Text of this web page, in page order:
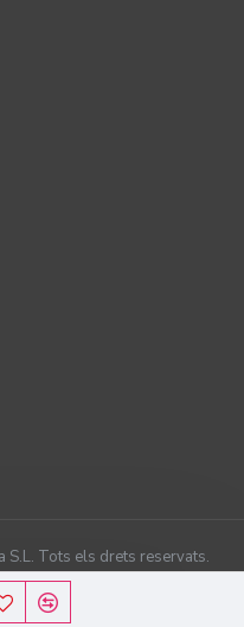
S.L. Tots els drets reservats.